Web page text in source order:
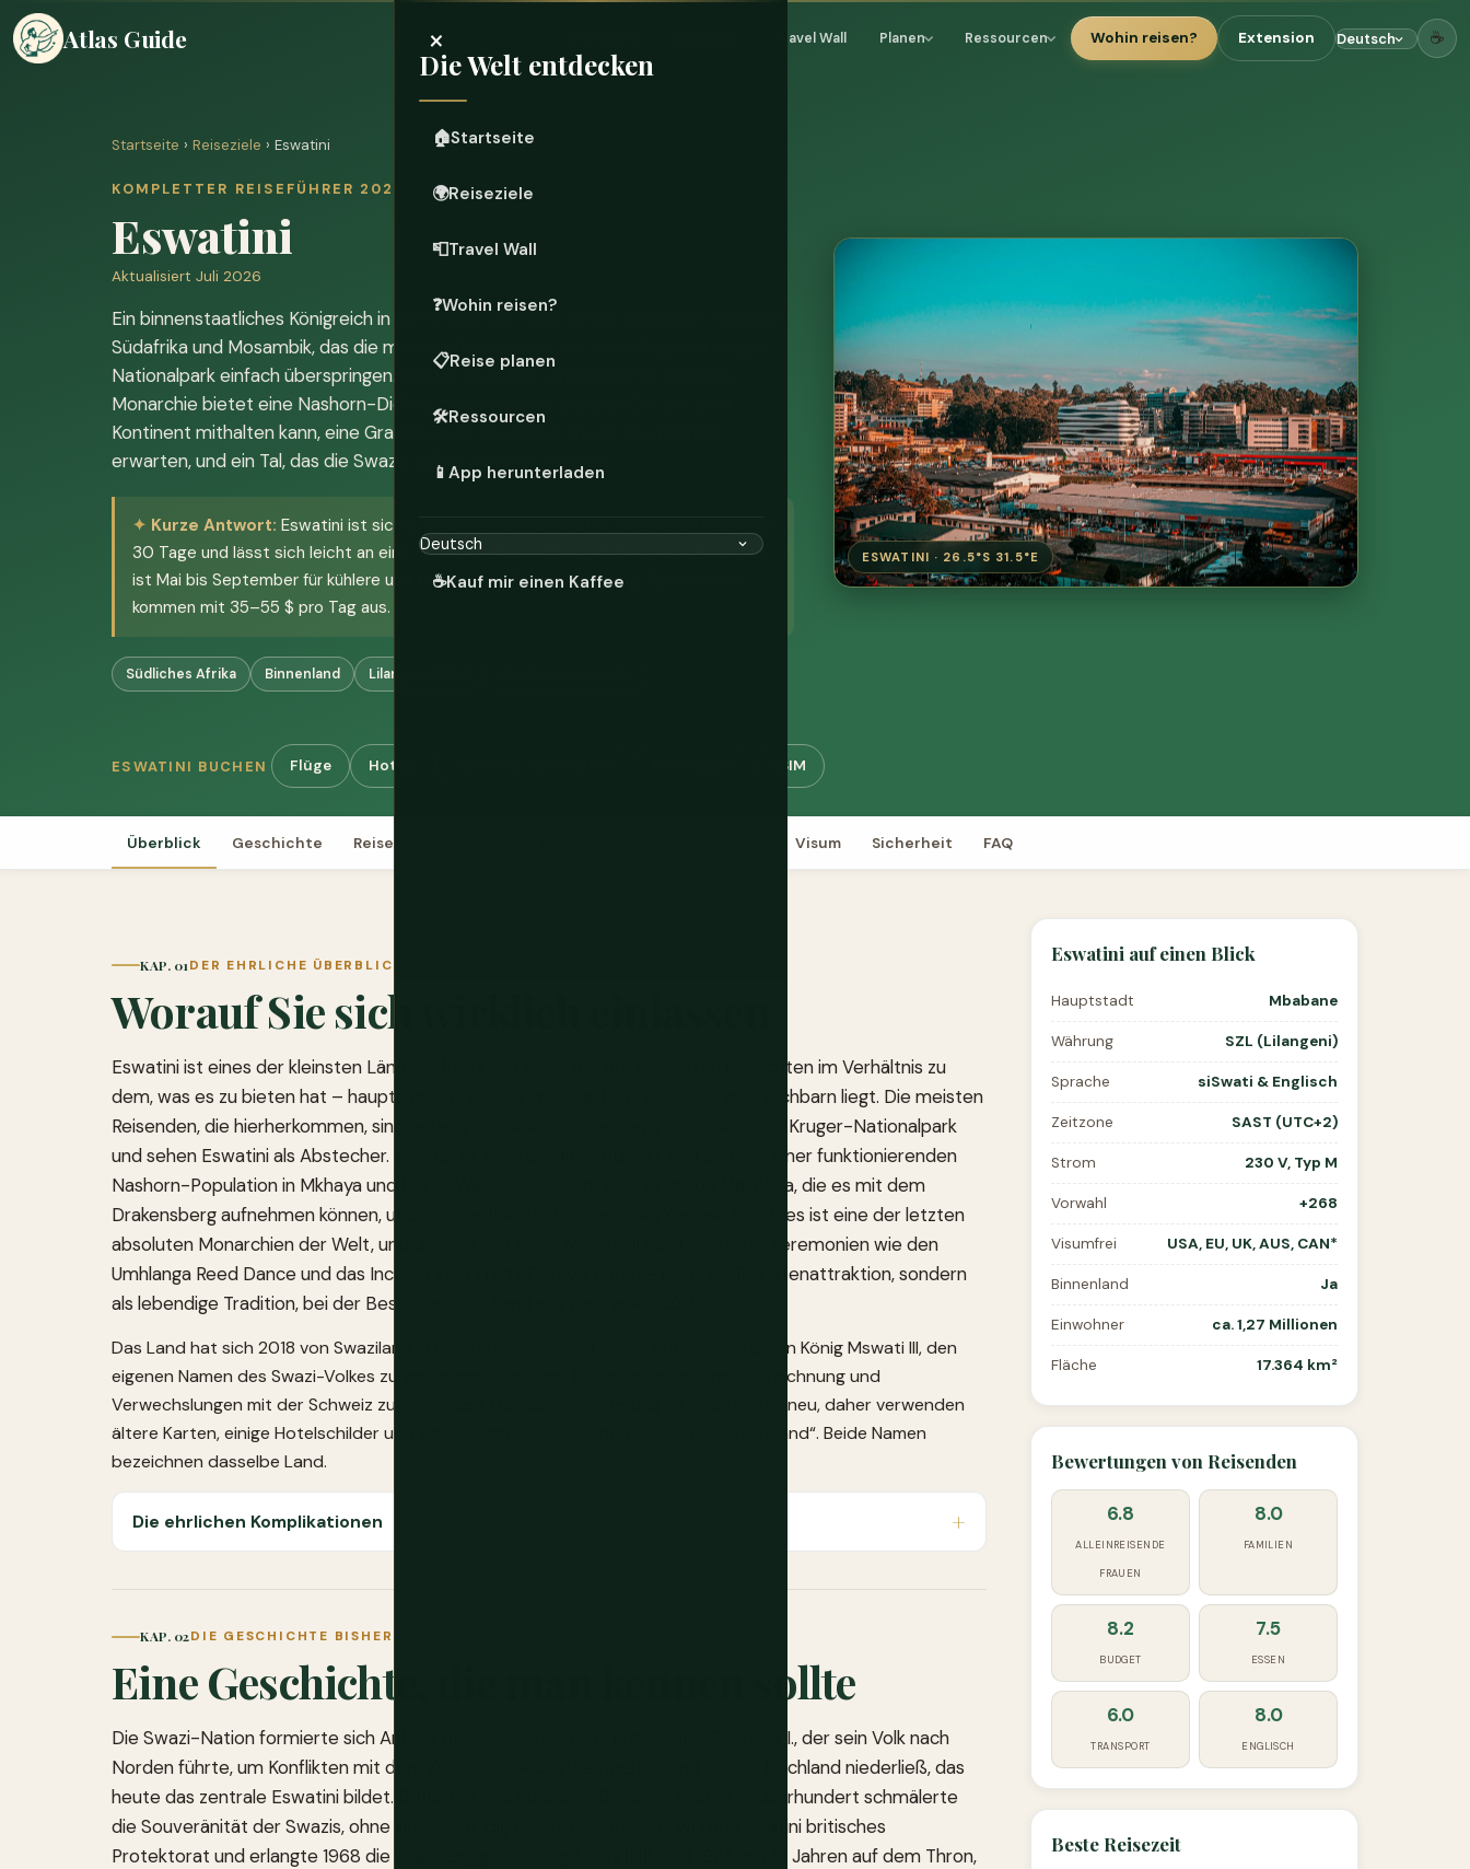
Atlas Guide Travel Wall Planen Ressourcen Wohin reisen? Extension ☕
×
Die Welt entdecken
🏠Startseite
🌍Reiseziele
📮Travel Wall
❓Wohin reisen?
📋Reise planen
🛠️Ressourcen
📱 App herunterladen
☕Kauf mir einen Kaffee
Startseite › Reiseziele › Eswatini
KOMPLETTER REISEFÜHRER 2026
Eswatini
Aktualisiert Juli 2026
Ein binnenstaatliches Königreich in der Größe von New Jersey, eingekeilt zwischen
Südafrika und Mosambik, das die meisten Reiserouten auf dem Weg zum Kruger-
Nationalpark einfach überspringen. Das ist ein Fehler. Afrikas letzte absolute
Monarchie bietet eine Nashorn-Dichte, die mit jedem anderen Ort auf dem
Kontinent mithalten kann, eine Granitkuppel, die größer ist, als die meisten
erwarten, und ein Tal, das die Swazis selbst „Himmel“ nennen.
Kurze Antwort: Eswatini ist sicher, visumfrei für die meisten westlichen Pässe für
30 Tage und lässt sich leicht an eine Südafrika-Reise anhängen. Die beste Reisezeit
ist Mai bis September für kühlere und trockenere Wildbeobachtung; Sparreisende
kommen mit 35–55 $ pro Tag aus.
Südliches Afrika Binnenland Lilangeni (SZL)
ESWATINI · 26.5°S 31.5°E
ESWATINI BUCHEN Flüge Hotels eSIM
Überblick Geschichte Reiseziele Visum Sicherheit FAQ
KAP. 01DER EHRLICHE ÜBERBLICK
Worauf Sie sich wirklich einlassen
Eswatini ist eines der kleinsten Länder Afrikas und eines der am wenigsten besuchten im Verhältnis zu
dem, was es zu bieten hat – hauptsächlich, weil es im Schatten zweier riesiger Nachbarn liegt. Die meisten
Reisenden, die hierherkommen, sind bereits in Südafrika unterwegs zum oder vom Kruger-Nationalpark
und sehen Eswatini als Abstecher. Wer tatsächlich anhält, entdeckt ein Land mit einer funktionierenden
Nashorn-Population in Mkhaya und Hlane, Wanderwegen im Hochland von Malolotja, die es mit dem
Drakensberg aufnehmen können, und einer authentisch erhaltenen Königskultur: Dies ist eine der letzten
absoluten Monarchien der Welt, und der Hof von König Mswati III führt weiterhin Zeremonien wie den
Umhlanga Reed Dance und das Incwala First Fruits Festival durch – nicht als Touristenattraktion, sondern
als lebendige Tradition, bei der Besucher vom Rand aus zuschauen dürfen.
Das Land hat sich 2018 von Swaziland in Eswatini umbenannt – eine Entscheidung von König Mswati III, den
eigenen Namen des Swazi-Volkes zu verwenden statt der kolonialen englischen Bezeichnung und
Verwechslungen mit der Schweiz zu vermeiden. Die Namensänderung ist noch relativ neu, daher verwenden
ältere Karten, einige Hotelschilder und viele Langzeit-Auswanderer weiterhin „Swaziland“. Beide Namen
bezeichnen dasselbe Land.
Die ehrlichen Komplikationen
KAP. 02DIE GESCHICHTE BISHER
Eine Geschichte, die man kennen sollte
Die Swazi-Nation formierte sich Anfang des 19. Jahrhunderts unter König Sobhuza I., der sein Volk nach
Norden führte, um Konflikten mit dem Zulu-Königreich zu entgehen, und sich im Hochland niederließ, das
heute das zentrale Eswatini bildet. Britischer und burischer Druck im späten 19. Jahrhundert schmälerte
die Souveränität der Swazis, ohne sie vollständig auszulöschen. 1903 wurde Eswatini britisches
Protektorat und erlangte 1968 die Unabhängigkeit. König Mswati III., seit 1986 mit 18 Jahren auf dem Thron,
Eswatini auf einen Blick
Hauptstadt Mbabane
Währung SZL (Lilangeni)
Sprache siSwati & Englisch
Zeitzone SAST (UTC+2)
Strom 230 V, Typ M
Vorwahl +268
Visumfrei USA, EU, UK, AUS, CAN*
Binnenland Ja
Einwohner ca. 1,27 Millionen
Fläche 17.364 km²
Bewertungen von Reisenden
6.8
ALLEINREISENDE
FRAUEN
8.0
FAMILIEN
8.2
BUDGET
7.5
ESSEN
6.0
TRANSPORT
8.0
ENGLISCH
Beste Reisezeit